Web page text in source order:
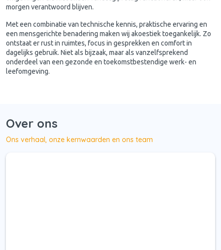
morgen verantwoord blijven.
Met een combinatie van technische kennis, praktische ervaring en
een mensgerichte benadering maken wij akoestiek toegankelijk. Zo
ontstaat er rust in ruimtes, focus in gesprekken en comfort in
dagelijks gebruik. Niet als bijzaak, maar als vanzelfsprekend
onderdeel van een gezonde en toekomstbestendige werk- en
leefomgeving.
Over ons
Ons verhaal, onze kernwaarden en ons team